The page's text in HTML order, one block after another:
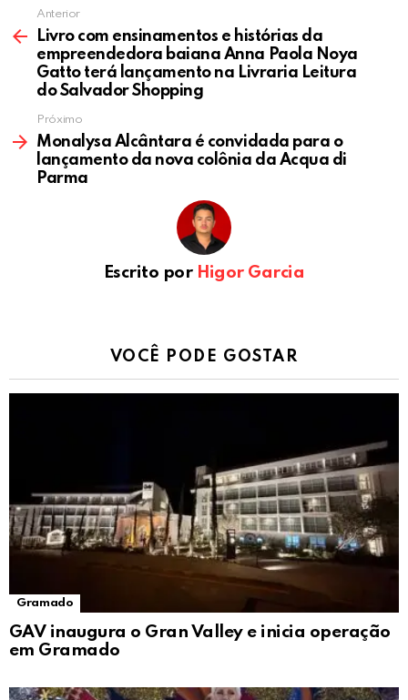
Anterior
Livro com ensinamentos e histórias da
empreendedora baiana Anna Paola Noya
Gatto terá lançamento na Livraria Leitura
do Salvador Shopping
Próximo
Monalysa Alcântara é convidada para o
lançamento da nova colônia da Acqua di
Parma
Escrito por Higor Garcia
VOCÊ PODE GOSTAR
Gramado
GAV inaugura o Gran Valley e inicia operação
em Gramado